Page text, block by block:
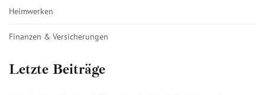
Heimwerken
Finanzen & Versicherungen
Letzte Beiträge